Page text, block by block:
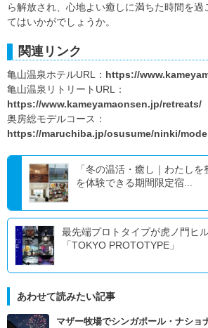
ら解放され、心地よい癒しに満ちた時間を過
てはいかがでしょうか。
関連リンク
亀山温泉ホテルURL： https://
亀山温泉リトリートURL：
https://www.kameyamaonsen.jp/retreats/
奥房総モデルコース：
https://maruchiba.jp/osusume/ninki/
「冬の温活・癒し｜わたしを
を体験できる期間限定宿...
最先端プロトタイプが虎ノ門ヒ
「TOKYO PROTOTYPE」
あわせて読みたい記事
マザー牧場でシンガポール・ナショ